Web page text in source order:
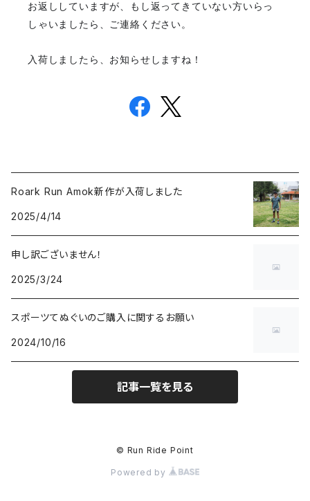
お返ししていますが、もし返ってきていない方いらっ
しゃいましたら、ご連絡ください。
入荷しましたら、お知らせしますね！
Roark Run Amok新作が入荷しました
2025/4/14
申し訳ございません！
2025/3/24
スポーツてぬぐいのご購入に関するお願い
2024/10/16
記事一覧を見る
© Run Ride Point
Powered by